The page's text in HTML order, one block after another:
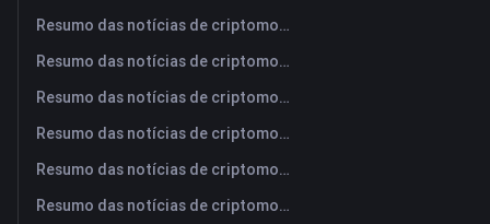
Resumo das notícias de criptomoedas da FameEX hoje | 5 de agosto de 2026
Resumo das notícias de criptomoedas da FameEX hoje | 4 de agosto de 2026
Resumo das notícias de criptomoedas da FameEX hoje | 3 de agosto de 2026
Resumo das notícias de criptomoedas da FameEX hoje | 31 de julho de 2026
Resumo das notícias de criptomoedas da FameEX hoje | 30 de julho de 2026
Resumo das notícias de criptomoedas da FameEX hoje | 29 de julho de 2026